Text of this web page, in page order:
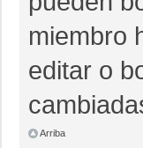
miembro
editar o
Arriba